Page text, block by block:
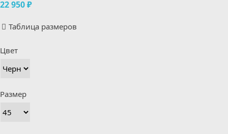
22 950 ₽
Таблица размеров
Цвет
Размер